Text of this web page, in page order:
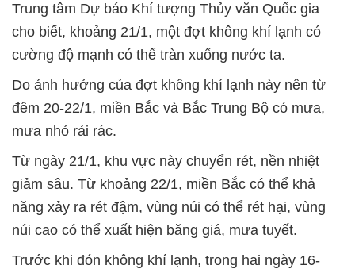
Trung tâm Dự báo Khí tượng Thủy văn Quốc gia
cho biết, khoảng 21/1, một đợt không khí lạnh có
cường độ mạnh có thể tràn xuống nước ta.
Do ảnh hưởng của đợt không khí lạnh này nên từ
đêm 20-22/1, miền Bắc và Bắc Trung Bộ có mưa,
mưa nhỏ rải rác.
Từ ngày 21/1, khu vực này chuyển rét, nền nhiệt
giảm sâu. Từ khoảng 22/1, miền Bắc có thể khả
năng xảy ra rét đậm, vùng núi có thể rét hại, vùng
núi cao có thể xuất hiện băng giá, mưa tuyết.
Trước khi đón không khí lạnh, trong hai ngày 16-